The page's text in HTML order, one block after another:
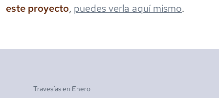
este proyecto, puedes verla aquí mismo.
Travesías en Enero